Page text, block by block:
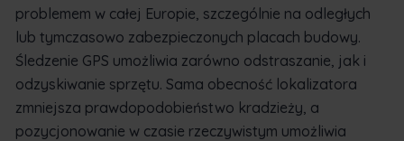
problemem w całej Europie, szczególnie na odległych
lub tymczasowo zabezpieczonych placach budowy.
Śledzenie GPS umożliwia zarówno odstraszanie, jak i
odzyskiwanie sprzętu. Sama obecność lokalizatora
zmniejsza prawdopodobieństwo kradzieży, a
pozycjonowanie w czasie rzeczywistym umożliwia